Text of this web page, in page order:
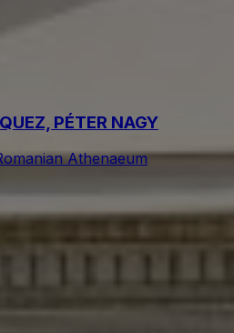
PÉTER NAGY
Athenaeum